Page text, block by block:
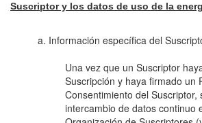
Suscriptor y los datos de uso de la
a. Información específica del
Una vez que un Suscriptor
Suscripción y haya firmado un
Consentimiento del Suscriptor,
intercambio de datos continuo